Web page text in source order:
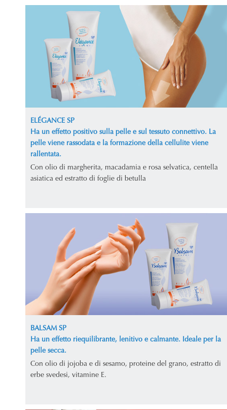
ELÉGANCE SP
Ha un effetto positivo sulla pelle e sul tessuto connettivo. La
pelle viene rassodata e la formazione della cellulite viene
rallentata.
Con olio di margherita, macadamia e rosa selvatica, centella
asiatica ed estratto di foglie di betulla
BALSAM SP
Ha un effetto riequilibrante, lenitivo e calmante. Ideale per la
pelle secca.
Con olio di jojoba e di sesamo, proteine del grano, estratto di
erbe svedesi, vitamine E.